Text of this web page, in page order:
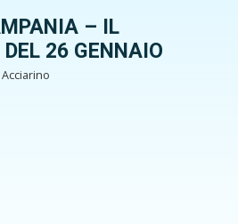
– IL
26 GENNAIO